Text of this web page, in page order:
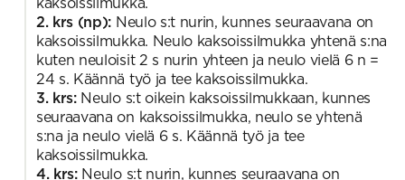
kaksoissilmukka.
2. krs (np): Neulo s:t nurin, kunnes seuraavana on
kaksoissilmukka. Neulo kaksoissilmukka yhtenä s:na
kuten neuloisit 2 s nurin yhteen ja neulo vielä 6 n =
24 s. Käännä työ ja tee kaksoissilmukka.
3. krs:Neulo s:t oikein kaksoissilmukkaan, kunnes
seuraavana on kaksoissilmukka, neulo se yhtenä
s:na ja neulo vielä 6 s. Käännä työ ja tee
kaksoissilmukka.
4. krs:Neulo s:t nurin, kunnes seuraavana on